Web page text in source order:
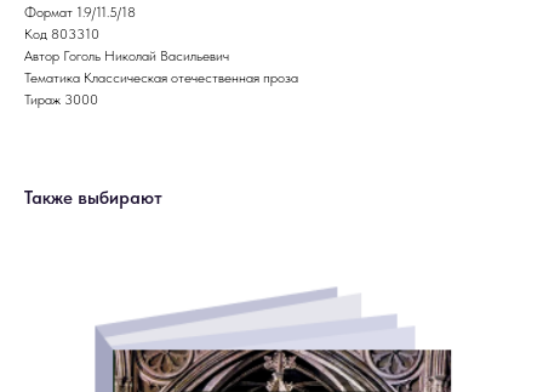
Формат 1.9/11.5/18
Код 803310
Автор Гоголь Николай Васильевич
Тематика Классическая отечественная проза
Тираж 3000
Также выбирают